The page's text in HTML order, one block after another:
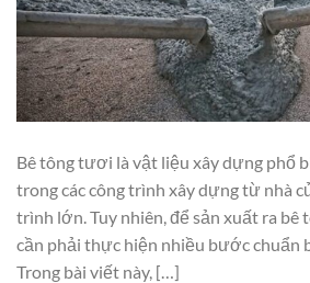
Bê tông tươi là vật liệu xây dựng phổ
trong các công trình xây dựng từ nhà
trình lớn. Tuy nhiên, để sản xuất ra
cần phải thực hiện nhiều bước chuẩn
Trong bài viết này, […]